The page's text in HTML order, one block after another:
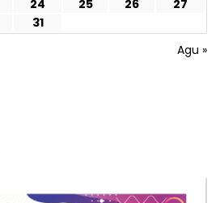
24 25 26
27
31
Agu »